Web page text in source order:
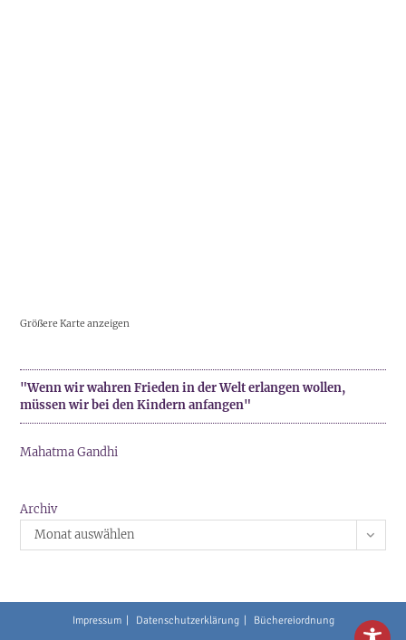
Größere Karte anzeigen
"Wenn wir wahren Frieden in der Welt erlangen wollen,
müssen wir bei den Kindern anfangen"
Mahatma Gandhi
Archiv
Monat auswählen
Impressum Datenschutzerklärung Büchereiordnung